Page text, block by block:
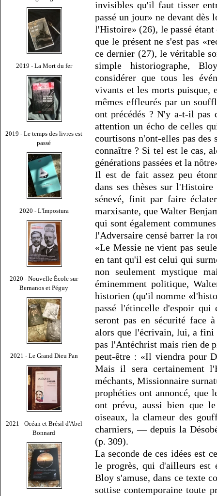
2019 - La Mort du fer
2019 - Le temps des livres est
passé
2020 - L'Impostura
2020 - Nouvelle École sur
Bernanos et Péguy
2021 - Le Grand Dieu Pan
2021 - Océan et Brésil d'Abel
Bonnard
invisibles qu'il faut tisser
passé un jour» ne devant dès
l'Histoire» (26), le passé
que le présent ne s'est pas
ce dernier (27), le véritable
simple historiographe,
considérer que tous les
vivants et les morts puisque,
mêmes effleurés par un
ont précédés ? N'y a-t-il pas
attention un écho de celles
courtisons n'ont-elles pas des
connaître ? Si tel est le cas,
générations passées et la
Il est de fait assez peu
dans ses thèses sur
sénevé, finit par faire
marxisante, que Walter
qui sont également
l'Adversaire censé barrer la
«Le Messie ne vient pas
en tant qu'il est celui qui
non seulement mystique
éminemment politique,
historien (qu'il nomme
passé l'étincelle d'espoir qui
seront pas en sécurité face
alors que l'écrivain, lui, a fini
pas l'Antéchrist mais rien de
peut-être : «Il viendra pour
Mais il sera certainement
méchants, Missionnaire
prophéties ont annoncé, que
ont prévu, aussi bien que
oiseaux, la clameur des
charniers, — depuis la
(p. 309).
La seconde de ces idées est
le progrès, qui d'ailleurs est
Bloy s'amuse, dans ce texte
sottise contemporaine toute